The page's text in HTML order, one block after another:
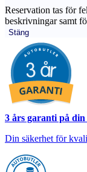
Reservation tas för
beskrivningar samt
Stäng
3 års garanti på
Din säkerhet för